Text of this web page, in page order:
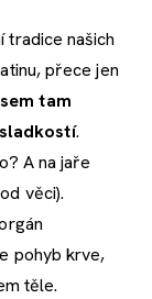
tradice našich
přece jen
sem tam
.
A na jaře
věci).
pohyb krve,
těle.